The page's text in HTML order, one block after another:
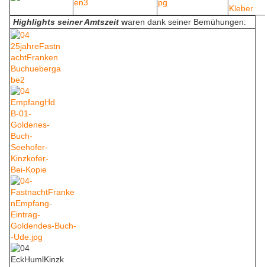
Highlights seiner Amtszeit waren dank seiner Bemühungen: